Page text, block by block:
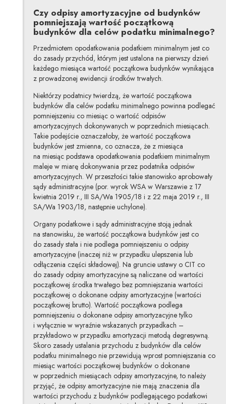
Czy odpisy amortyzacyjne od budynków
pomniejszają wartość początkową
budynków dla celów podatku minimalnego?
Przedmiotem opodatkowania podatkiem minimalnym jest co
do zasady przychód, którym jest ustalona na pierwszy dzień
każdego miesiąca wartość początkowa budynków wynikająca
z prowadzonej ewidencji środków trwałych.
Niektórzy podatnicy twierdzą, że wartość początkowa
budynków dla celów podatku minimalnego powinna podlegać
pomniejszeniu co miesiąc o wartość odpisów
amortyzacyjnych dokonywanych w poprzednich miesiącach.
Takie podejście oznaczałoby, że wartość początkowa
budynków jest zmienna, co oznacza, że z miesiąca
na miesiąc podstawa opodatkowania podatkiem minimalnym
maleje w miarę dokonywania przez podatnika odpisów
amortyzacyjnych. W przeszłości takie stanowisko aprobowały
sądy administracyjne (por. wyrok WSA w Warszawie z 17
kwietnia 2019 r., III SA/Wa 1905/18 i z 22 maja 2019 r., III
SA/Wa 1903/18, następnie uchylone).
Organy podatkowe i sądy administracyjne stoją jednak
na stanowisku, że wartość początkowa budynków jest co
do zasady stała i nie podlega pomniejszeniu o odpisy
amortyzacyjne (inaczej niż w przypadku ulepszenia lub
odłączenia części składowej). Na gruncie ustawy o CIT co
do zasady odpisy amortyzacyjne są naliczane od wartości
początkowej środka trwałego bez pomniejszania wartości
początkowej o dokonane odpisy amortyzacyjne (wartości
początkowej brutto). Wartość początkowa podlega
pomniejszeniu o dokonane odpisy amortyzacyjne tylko
i wyłącznie w wyraźnie wskazanych przypadkach –
przykładowo w przypadku amortyzacji metodą degresywną.
Skoro zasady ustalania przychodu z budynków dla celów
podatku minimalnego nie przewidują wprost pomniejszania co
miesiąc wartości początkowej budynków o dokonane
w poprzednich miesiącach odpisy amortyzacyjne, to należy
przyjąć, że odpisy amortyzacyjne nie mają znaczenia dla
wartości przychodu z budynków podlegającego podatkowi